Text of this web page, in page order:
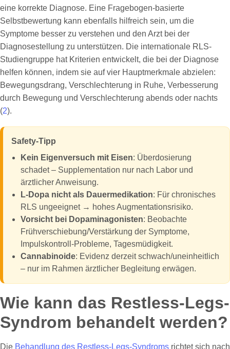
eine korrekte Diagnose. Eine Fragebogen-basierte
Selbstbewertung kann ebenfalls hilfreich sein, um die
Symptome besser zu verstehen und den Arzt bei der
Diagnosestellung zu unterstützen. Die internationale RLS-
Studiengruppe hat Kriterien entwickelt, die bei der Diagnose
helfen können, indem sie auf vier Hauptmerkmale abzielen:
Bewegungsdrang, Verschlechterung in Ruhe, Verbesserung
durch Bewegung und Verschlechterung abends oder nachts
(2).
Safety-Tipp
Kein Eigenversuch mit Eisen: Überdosierung
schadet – Supplementation nur nach Labor und
ärztlicher Anweisung.
L-Dopa nicht als Dauermedikation: Für chronisches
RLS ungeeignet → hohes Augmentationsrisiko.
Vorsicht bei Dopaminagonisten: Beobachte
Frühverschiebung/Verstärkung der Symptome,
Impulskontroll-Probleme, Tagesmüdigkeit.
Cannabinoide: Evidenz derzeit schwach/uneinheitlich
– nur im Rahmen ärztlicher Begleitung erwägen.
Wie kann das Restless-Legs-
Syndrom behandelt werden?
Die Behandlung des Restless-Legs-Syndroms richtet sich nach